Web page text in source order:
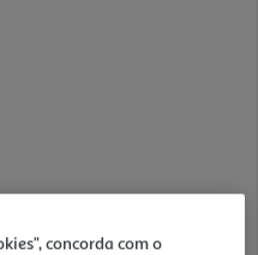
concorda com o